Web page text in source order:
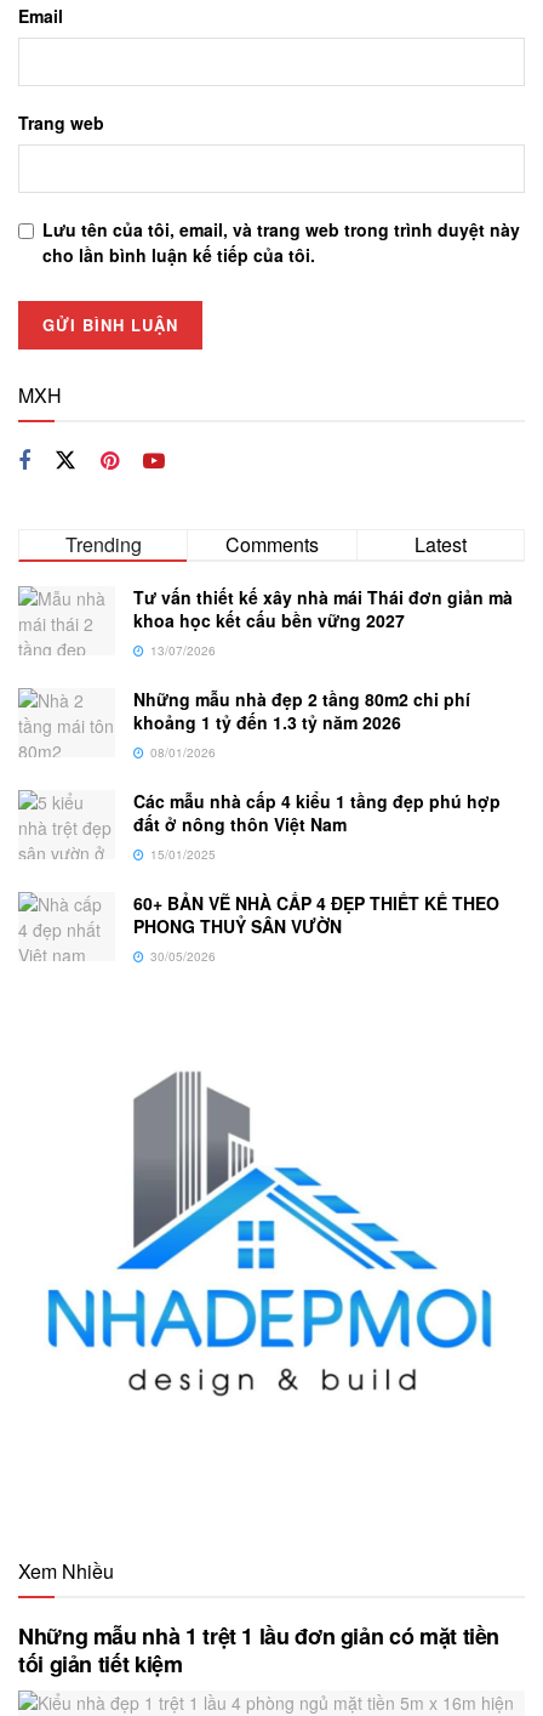
Email
Trang web
Lưu tên của tôi, email, và trang web trong trình duyệt này
cho lần bình luận kế tiếp của tôi.
MXH
Trending Comments Latest
Tư vấn thiết kế xây nhà mái Thái đơn giản mà
khoa học kết cấu bền vững 2027
13/07/2026
Những mẫu nhà đẹp 2 tầng 80m2 chi phí
khoảng 1 tỷ đến 1.3 tỷ năm 2026
08/01/2026
Các mẫu nhà cấp 4 kiểu 1 tầng đẹp phú hợp
đất ở nông thôn Việt Nam
15/01/2025
60+ BẢN VẼ NHÀ CẤP 4 ĐẸP THIẾT KẾ THEO
PHONG THUỶ SÂN VƯỜN
30/05/2026
Xem Nhiều
Những mẫu nhà 1 trệt 1 lầu đơn giản có mặt tiền
tối giản tiết kiệm